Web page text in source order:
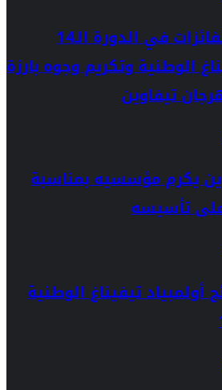
أملن.. تتويج الفائزات في الدورة الـ14
الوطنية وتكريم وجوه بارزة
تيفاوين
يكرم مؤسسيه بمناسبة
أولمبياد تيفيناغ الوطنية